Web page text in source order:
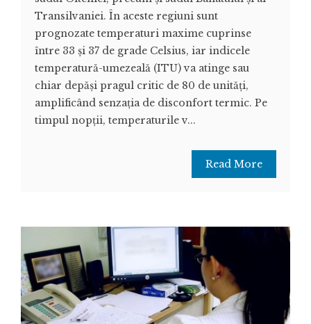
Transilvaniei. În aceste regiuni sunt
prognozate temperaturi maxime cuprinse
între 33 și 37 de grade Celsius, iar indicele
temperatură-umezeală (ITU) va atinge sau
chiar depăși pragul critic de 80 de unități,
amplificând senzația de disconfort termic. Pe
timpul nopții, temperaturile v...
Read More